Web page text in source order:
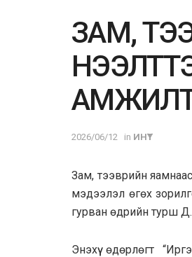
ЗАМ,
2026/06/12 in ИНҮТ
Зам, тээврийн
мэдээлэл өгөх
гурван өдрийн турш
Энэхүү өдөрлөгт